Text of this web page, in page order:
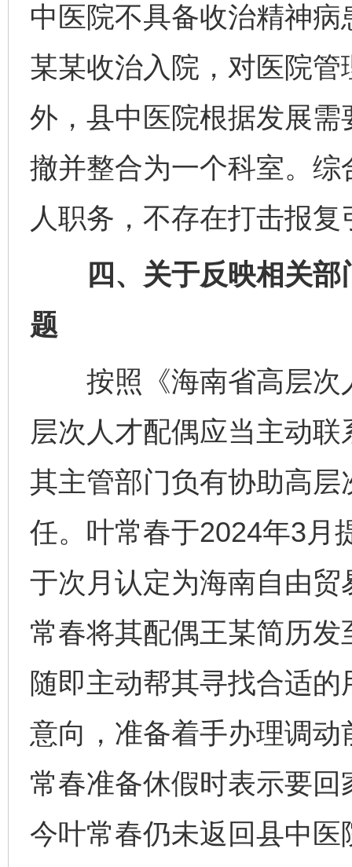
中医院不具备收治精神
某某收治入院，对医院
外，县中医院根据发展
撤并整合为一个科室。
人职务，不存在打击报
四、关于反映相关部
题
按照《海南省高层次
层次人才配偶应当主动
其主管部门负有协助高
任。叶常春于2024年3月
于次月认定为海南自由
常春将其配偶王某简历
随即主动帮其寻找合适
意向，准备着手办理调
常春准备休假时表示要
今叶常春仍未返回县中